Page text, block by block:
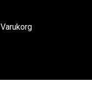
Varukorg